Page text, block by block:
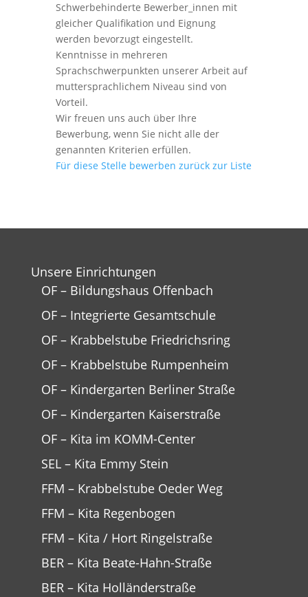
Schwerbehinderte Bewerber_innen mit
gleicher Qualifikation und Eignung
werden bevorzugt eingestellt.
Kenntnisse in mehreren
Sprachschwerpunkten unserer Arbeit auf
muttersprachlichem Niveau sind von
Vorteil.
Wir freuen uns auch über Ihre
Bewerbung, wenn Sie nicht alle der
genannten Kriterien erfüllen.
Für diese Stelle bewerben zurück zur Liste
Unsere Einrichtungen
OF – Bildungshaus Offenbach
OF – Integrierte Gesamtschule
OF – Krabbelstube Friedrichsring
OF – Krabbelstube Rumpenheim
OF – Kindergarten Berliner Straße
OF – Kindergarten Kaiserstraße
OF – Kita im KOMM-Center
SEL – Kita Emmy Stein
FFM – Krabbelstube Oeder Weg
FFM – Kita Regenbogen
FFM – Kita / Hort Ringelstraße
BER – Kita Beate-Hahn-Straße
BER – Kita Holländerstraße